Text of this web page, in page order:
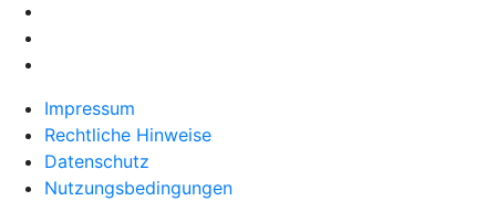
Impressum
Rechtliche Hinweise
Datenschutz
Nutzungsbedingungen